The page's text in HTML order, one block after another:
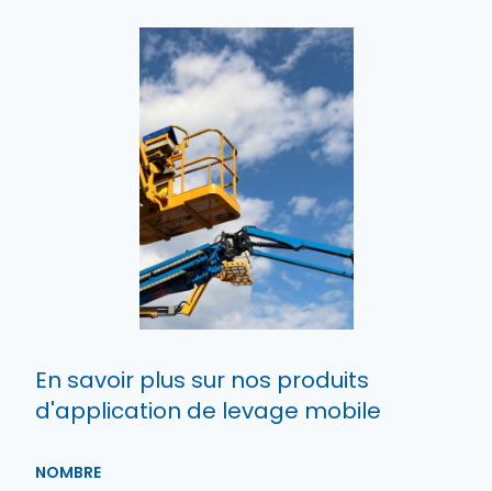
En savoir plus sur nos produits
d'application de levage mobile
NOMBRE